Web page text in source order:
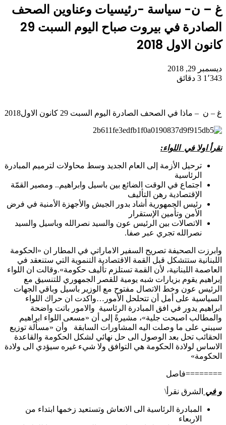
غ – ن- سياسة -رئيسيات وعناوين الصحف
الصادرة في بيروت صباح اليوم السبت 29
كانون الاول 2018
ديسمبر 29, 2018
1٬343 3 دقائق
غ – ن – ماذا في الصحف الصادرة اليوم السبت 29 كانون الاول2018
نقرأ اولا في اللواء:
ترحيل الأزمة إلى العام الجديد وسط محاولات لترميم المبادرة
الرئاسية
اجتماع في الوقت الضائع بين باسيل وابراهيم.. ومصير القمّة
الإقتصادية رهن التأليف
رئيس الجمهورية أشاد بدور الجيش والأجهزة الأمنية في فرض
الأمن وتأمين الإستقرار
الاتصالات بين الرئيس عون والسيد نصرالله وباسيل والسيد
نصرالله تجري عبر صفا.
وابرزت الصحيفة تصريح السفير الاماراتي في المطار ان «الحكومة
اللبنانية ستتشكل قبل القمة الاقتصادية التنموية التي ستنعقد في
العاصمة اللبنانية، لأن القمة تستلزم تأليف حكومة».وقالت ان اللواء
إبراهيم يقوم بزيارات شبه يومية للقصر الجمهوري للتنسيق مع
الرئيس عون وخط الاتصال مفتوح مع الوزير باسيل وباقي الجهات
السياسية على أمل أن تتحلحل الأمور…واكدت ان حراك اللواء
ابراهيم يدور في افق المبادرة الرئاسية والامور باتت واضحة
والمطالب اصبحت جلية»، مشيرةً إلى أن «مسعى اللواء ابراهيم
سيبني على ما وصلت اليه المشاورات السابقة وأن «مسألة توزيع
الحقائب تحل بعد الوصول الى حل نهائي لشكل الحكومة والقاعدة
الاساس لولادة الحكومة هي التوافق ولا شيء غيره سيؤدي الى ولادة
الحكومة»
========فاصل
و في الشرق نقرأ\
المبادرة الرئاسية الى الانعاش وتستعيد زخمها ابتداء من
الاربعاء